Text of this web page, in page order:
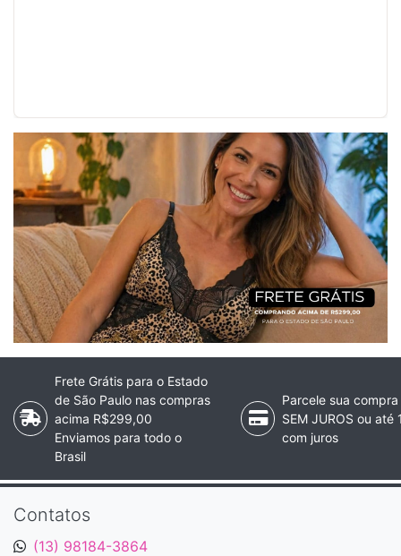
Frete Grátis para o Estado
de São Paulo nas compras
acima R$299,00
Enviamos para todo o
Brasil
Parcele sua
SEM JUROS ou até
com juros
Contatos
(13) 98184-3864